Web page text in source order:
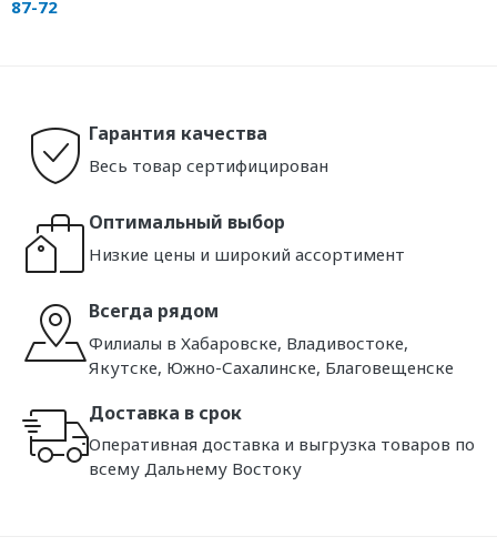
87-72
Гарантия качества
Весь товар сертифицирован
Оптимальный выбор
Низкие цены и широкий ассортимент
Всегда рядом
Филиалы в Хабаровске, Владивостоке,
Якутске, Южно-Сахалинске, Благовещенске
Доставка в срок
Оперативная доставка и выгрузка товаров по
всему Дальнему Востоку